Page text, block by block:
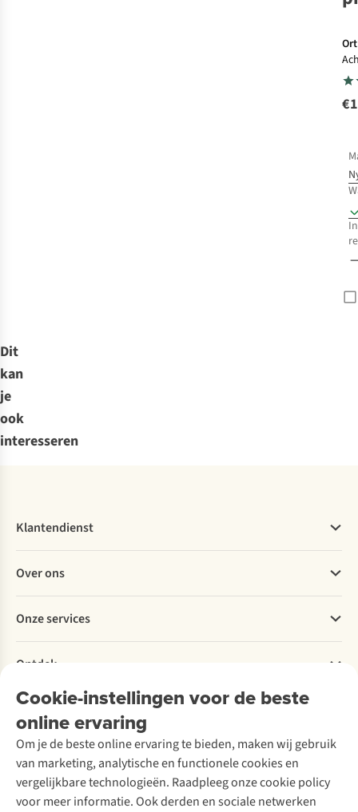
Dit
kan
je
ook
interesseren
Cookie-instellingen voor de beste
online ervaring
Om je de beste online ervaring te bieden, maken wij gebruik
van marketing, analytische en functionele cookies en
vergelijkbare technologieën. Raadpleeg onze cookie policy
voor meer informatie. Ook derden en sociale netwerken
Klantendienst
Bestellen
Betalen
Levering
Retourneren
Bestelling herroepen
Garantie
Contact
Over ons
Explore More
Verantwoord ondernemen
Over Ayacucho
Onze winkels
Over A.S.Adventure
Toegankelijkheidsverklaring
Onze services
Ski-onderhoud
Wasservice
Schoenonderhoud
Schoenherstelling
Kledingherstelling
Retouches
Ontdek
A.S.Magazine
Podcast
Explore Academy
Explore Camp
Gear Check
Inspiratie & advies
Meld je aan voor de nieuwsbrief